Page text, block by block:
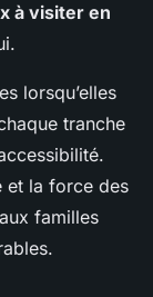
à visiter en
lorsqu’elles
tranche
et la force des
familles